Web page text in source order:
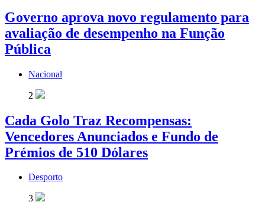
Governo aprova novo regulamento para
avaliação de desempenho na Função
Pública
Nacional
2
Cada Golo Traz Recompensas:
Vencedores Anunciados e Fundo de
Prémios de 510 Dólares
Desporto
3